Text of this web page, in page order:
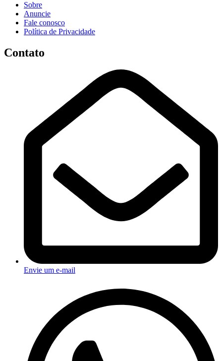
Sobre
Anuncie
Fale conosco
Política de Privacidade
Contato
Envie um e-mail